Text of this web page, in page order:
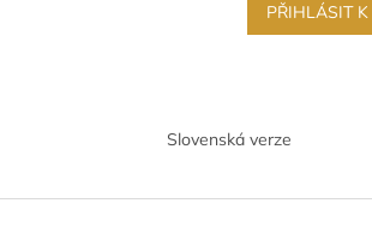
PŘIHLÁSIT K
Slovenská verze